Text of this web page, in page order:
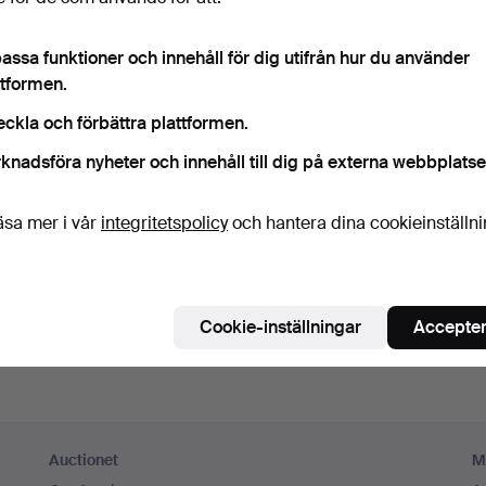
på Auctionets nyhetsbrev.
experttips, utvalda föremål och inspiration. Om du ångrar dig kan du
är över 18 år och jag godkänner användarvillkoren,
att jag har tagit del av
Auctionet
funktioner och innehåll för dig utifrån hur du använder
och förbättra plattformen.
nyheter och innehåll till dig på externa
mer i vår integritetspolicyoch hantera dina
Cookie-inställningar